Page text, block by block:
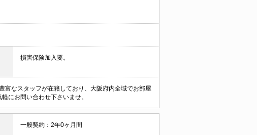
損害保険加入要。
なスタッフが在籍しており、大阪府内全域でお部屋
にお問い合わせ下さいませ。
一般契約：2年0ヶ月間